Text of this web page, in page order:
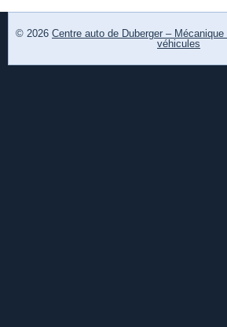
© 2026 Centre auto de Duberger –
véhicules